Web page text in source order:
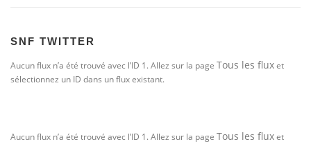
SNF TWITTER
Aucun flux n’a été trouvé avec l’ID 1. Allez sur la page Tous les fluxet
sélectionnez un ID dans un flux existant.
Aucun flux n’a été trouvé avec l’ID 1. Allez sur la page Tous les fluxet